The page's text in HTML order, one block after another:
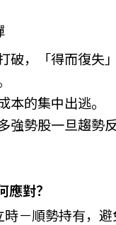
破，「得而復失
本的集中出逃。
強勢股一旦趨勢
應對？
時－順勢持有，